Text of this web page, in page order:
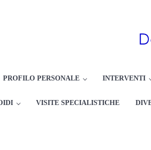
PROFILO PERSONALE INTERVENTI
VISITE SPECIALISTICHE